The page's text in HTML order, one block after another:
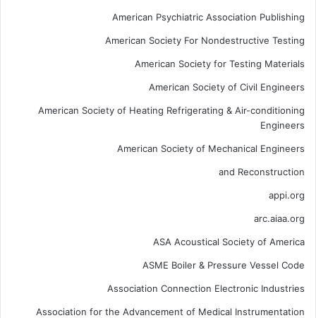
American Psychiatric Association Publishing
American Society For Nondestructive Testing
American Society for Testing Materials
American Society of Civil Engineers
American Society of Heating Refrigerating & Air-conditioning
Engineers
American Society of Mechanical Engineers
and Reconstruction
appi.org
arc.aiaa.org
ASA Acoustical Society of America
ASME Boiler & Pressure Vessel Code
Association Connection Electronic Industries
Association for the Advancement of Medical Instrumentation